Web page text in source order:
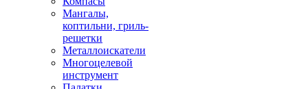
Мангалы,
коптильни, гриль-
решетки
Металлоискатели
Многоцелевой
инструмент